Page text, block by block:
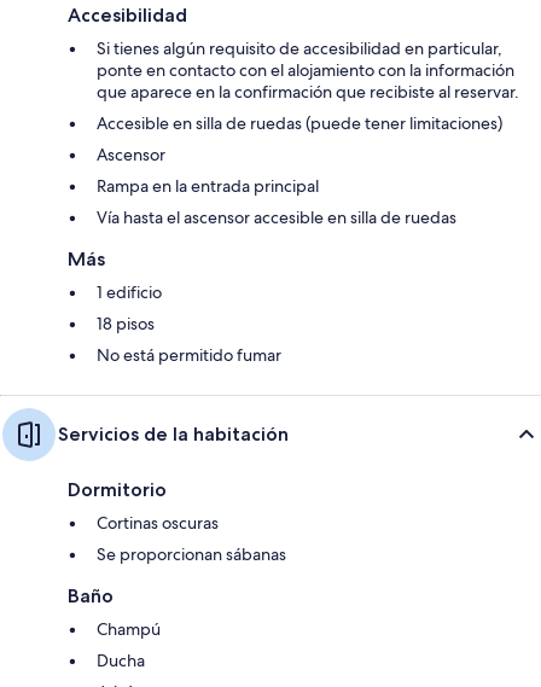
Accesibilidad
Si tienes algún requisito de accesibilidad en particular,
ponte en contacto con el alojamiento con la información
que aparece en la confirmación que recibiste al reservar.
Accesible en silla de ruedas (puede tener limitaciones)
Ascensor
Rampa en la entrada principal
Vía hasta el ascensor accesible en silla de ruedas
Más
1 edificio
18 pisos
No está permitido fumar
Servicios de la habitación
Dormitorio
Cortinas oscuras
Se proporcionan sábanas
Baño
Champú
Ducha